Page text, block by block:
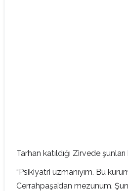
Tarhan katıldığı Zirvede
“Psikiyatri uzmanıyım. Bu
Cerrahpaşa’dan mezunum.